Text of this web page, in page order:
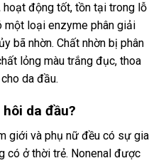
hoạt động tốt, tồn tại trong lỗ
một loại enzyme phân giải
bã nhờn. Chất nhờn bị phân
lỏng màu trắng đục, thoa
da đầu.
da đầu?
giới và phụ nữ đều có sự gia
có ở thời trẻ. Nonenal được